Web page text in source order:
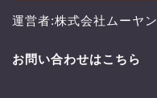
運営者:株式会社ムーヤン
お問い合わせはこちら